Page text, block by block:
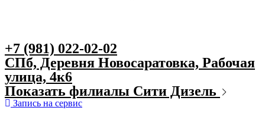
+7 (981) 022-02-02
СПб, Деревня Новосаратовка, Рабочая
улица, 4к6
Показать филиалы Сити Дизель
Запись на сервис